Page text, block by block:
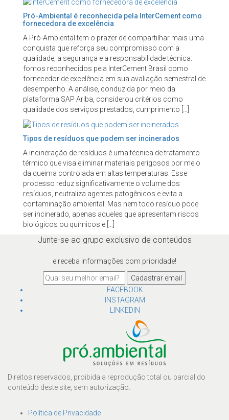
Pró-Ambiental é reconhecida pela InterCement como
fornecedora de excelência
A Pró-Ambiental tem o prazer de compartilhar mais uma
conquista que reforça seu compromisso com a
qualidade, a segurança e a responsabilidade técnica:
fomos reconhecidos pela InterCement Brasil como
fornecedor de excelência em sua avaliação semestral de
desempenho. A análise, conduzida por meio da
plataforma SAP Ariba, considerou critérios como
qualidade dos serviços prestados, cumprimento […]
Tipos de resíduos que podem ser incinerados
A incineração de resíduos é uma técnica de tratamento
térmico que visa eliminar materiais perigosos por meio
da queima controlada em altas temperaturas. Esse
processo reduz significativamente o volume dos
resíduos, neutraliza agentes patogênicos e evita a
contaminação ambiental. Mas nem todo resíduo pode
ser incinerado, apenas aqueles que apresentam riscos
biológicos ou químicos e […]
Junte-se ao grupo exclusivo de conteúdos
e receba informações com prioridade!
Cadastrar email
FACEBOOK
INSTAGRAM
LINKEDIN
Direitos reservados, proibida a reprodução total ou parcial do
conteúdo deste site, sem autorização.
Política de Privacidade